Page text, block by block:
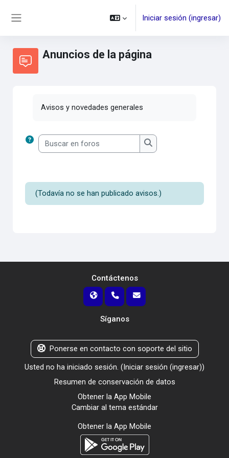
Iniciar sesión (ingresar)
Anuncios de la página
Avisos y novedades generales
Buscar en foros
Buscar en foros
(Todavía no se han publicado avisos.)
Contáctenos
Síganos
Ponerse en contacto con soporte del sitio
Usted no ha iniciado sesión. (Iniciar sesión (ingresar))
Resumen de conservación de datos
Obtener la App Mobile
Cambiar al tema estándar
Obtener la App Mobile